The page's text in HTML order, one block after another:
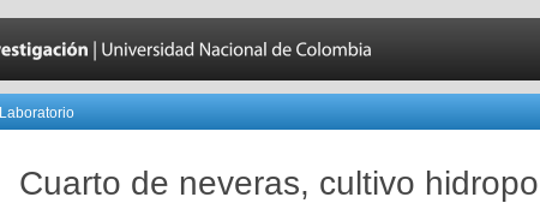
Laboratorio
Cuarto de neveras, cultivo